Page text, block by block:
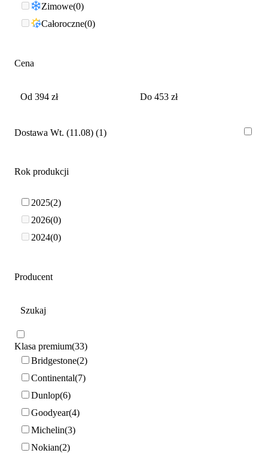
Zimowe 0
Całoroczne 0
Cena
Dostawa Wt. (11.08) 1
Rok produkcji
2025 2
2026 0
2024 0
Producent
Klasa premium 33
Bridgestone 2
Continental 7
Dunlop 6
Goodyear 4
Michelin 3
Nokian 2